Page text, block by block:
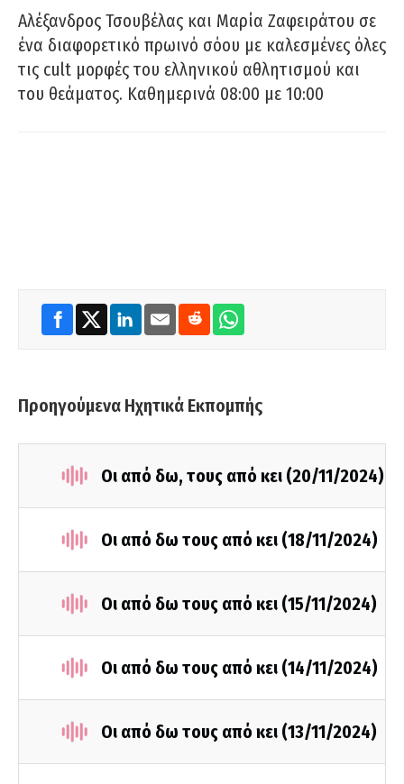
Αλέξανδρος Τσουβέλας και Μαρία Ζαφειράτου σε
ένα διαφορετικό πρωινό σόου με καλεσμένες όλες
τις cult μορφές του ελληνικού αθλητισμού και
του θεάματος. Καθημερινά 08:00 με 10:00
Προηγούμενα Ηχητικά Εκπομπής
Οι από δω, τους από κει (20/11/2024)
Οι από δω τους από κει (18/11/2024)
Οι από δω τους από κει (15/11/2024)
Οι από δω τους από κει (14/11/2024)
Οι από δω τους από κει (13/11/2024)